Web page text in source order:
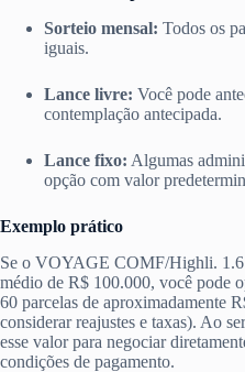
Sorteio mensal: Todos os
iguais.
Lance livre: Você pode
contemplação antecipada.
Lance fixo: Algumas
opção com valor
Exemplo prático
Se o VOYAGE COMF/Highli.
médio de R$ 100.000, você pode
60 parcelas de aproximadamente
considerar reajustes e taxas). Ao
esse valor para negociar
condições de pagamento.